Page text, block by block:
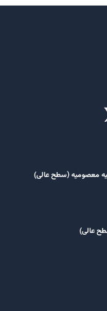
معصومیه‌ (سطح عالی)
عالی)